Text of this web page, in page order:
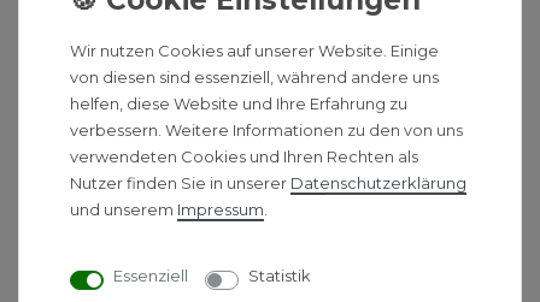
Elektrisch: Heizmatten oder -folien
auslegen, z.B. direkt unter Fliesen oder
Estrich. Besonders bei kleinen Räumen
eine praktische Lösung.
Hydraulischer Abgleich & Testläufe
Bei wassergeführten Systemen ist der
hydraulische Abgleich enorm wichtig.
die benötigte Wassermenge erhält.
Bei elektrischen Systemen sollten Sie
Wir nutzen Cookies auf unserer Website. Einige
von diesen sind essenziell, während andere uns
helfen, diese Website und Ihre Erfahrung zu
verbessern. Weitere Informationen zu den von uns
verwendeten Cookies und Ihren Rechten als
Nutzer finden Sie in unserer Daten­schutz­erklärung
und unserem Impressum
Essenziell Statistik